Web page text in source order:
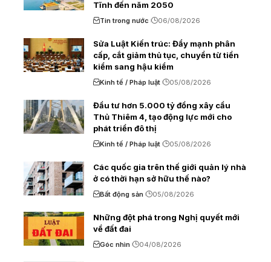
Tĩnh đến năm 2050
Tin trong nước 06/08/2026
Sửa Luật Kiến trúc: Đẩy mạnh phân
cấp, cắt giảm thủ tục, chuyển từ tiền
kiểm sang hậu kiểm
Kinh tế / Pháp luật 05/08/2026
Đầu tư hơn 5.000 tỷ đồng xây cầu
Thủ Thiêm 4, tạo động lực mới cho
phát triển đô thị
Kinh tế / Pháp luật 05/08/2026
Các quốc gia trên thế giới quản lý nhà
ở có thời hạn sở hữu thế nào?
Bất động sản 05/08/2026
Những đột phá trong Nghị quyết mới
về đất đai
Góc nhìn 04/08/2026